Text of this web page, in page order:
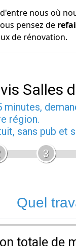
nous où
pensez de
de rénovation.
Salles
minutes,
région.
sans pub et
3
Quel
totale de